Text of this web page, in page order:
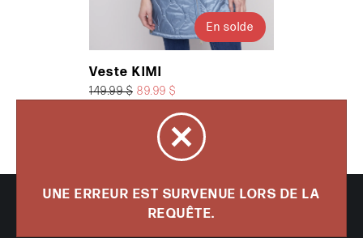
En solde
Veste KIMI
149.99 $ 89.99 $
Tous droits réservés 2026 - Mademoiselle Fantaisie inc.
UNE ERREUR EST SURVENUE LORS DE LA
REQUÊTE.